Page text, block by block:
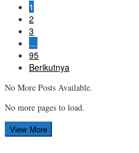
1
2
3
…
95
Berikutnya
No More Posts Available.
No more pages to load.
View More